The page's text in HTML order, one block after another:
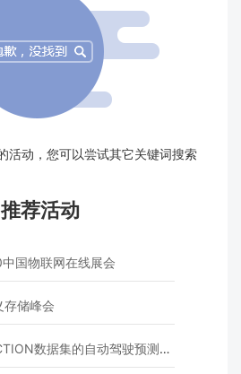
活动，您可以尝试其它关键词搜索
推荐活动
国物联网在线展会
储峰会
数据集的自动驾驶预测模型挑战赛